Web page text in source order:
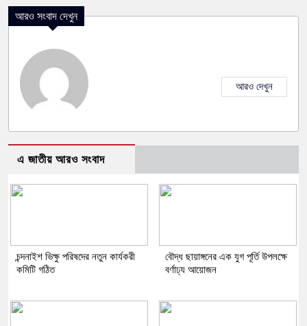
আরও সংবাদ দেখুন
আরও দেখুন
এ জাতীয় আরও সংবাদ
চন্দনাইশ ভিক্ষু পরিষদের নতুন কার্যকরী
কমিটি গঠিত
বৌদ্ধ ছায়াঙ্গনের এক যুগ পূর্তি উপলক্ষে
বর্ণাঢ্য আয়োজন